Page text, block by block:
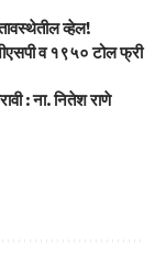
व्हेल!
व १९५० टोल फ्री
: ना. नितेश राणे